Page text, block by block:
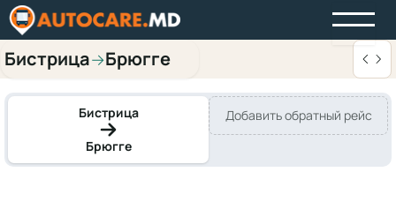
Бистрица→Брюгге
Бистрица
Брюгге
Добавить обратный рейс